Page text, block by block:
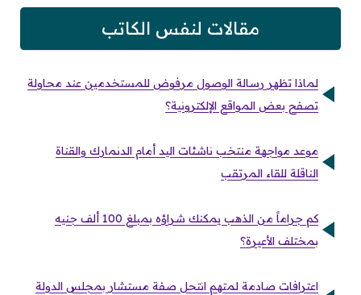
مقالات لنفس الكاتب
لماذا تظهر رسالة الوصول مرفوض للمستخدمين عند محاولة
تصفح بعض المواقع الإلكترونية؟
موعد مواجهة منتخب ناشئات اليد أمام الدنمارك والقناة
الناقلة للقاء المرتقب
كم جراماً من الذهب يمكنك شراؤه بمبلغ 100 ألف جنيه
بمختلف الأعيرة؟
اعترافات صادمة لمتهم انتحل صفة مستشار بمجلس الدولة